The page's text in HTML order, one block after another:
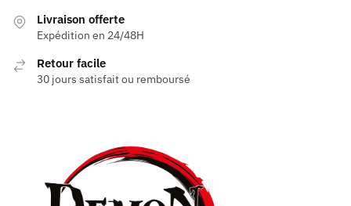
Livraison offerte
Expédition en 24/48H
Retour facile
30 jours satisfait ou remboursé